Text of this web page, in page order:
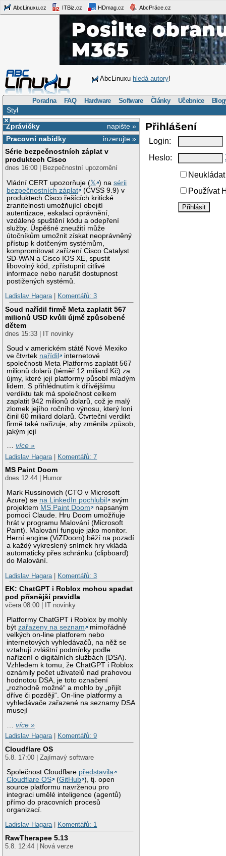
AbcLinuxu.cz ITBiz.cz HDmag.cz AbcPráce.cz
AbcLinuxu hledá autory!
Poradna FAQ Hardware Software Články Učebnice
Styl
×
napište »
Zprávičky
inzerujte »
Pracovní nabídky
Série bezpečnostních záplat v
produktech Cisco
dnes 16:00 | Bezpečnostní upozornění
Vládní CERT upozorňuje (𝕏 ) nasérii
bezpečnostních záplat
(CVSS 9.9) v
produktech Cisco řešících kritické
zranitelnosti umožňující obejití
autentizace, eskalaci oprávnění,
vzdálené spuštění kódu a odepření
služby. Úspěšné zneužití může
útočníkům umožnit získat neoprávněný
přístup k dotčeným systémům,
kompromitovat zařízení Cisco Catalyst
SD-WAN a Cisco IOS XE, spustit
libovolný kód, zpřístupnit citlivé
informace nebo narušit dostupnost
postižených systémů.
Ladislav Hagara| Komentářů: 3
Soud nařídil firmě Meta zaplatit 567
milionů USD kvůli újmě způsobené
dětem
dnes 15:33 | IT novinky
Soud v americkém státě Nové Mexiko
ve čtvrtek nařídil
internetové
společnosti Meta Platforms zaplatit 567
milionů dolarů (téměř 12 miliard Kč) za
újmy, které její platformy působí mladým
lidem. S přihlédnutím k dřívějšímu
verdiktu tak má společnost celkem
zaplatit 942 milionů dolarů, což je malý
zlomek jejího ročního výnosu, který loni
činil 60 miliard dolarů. Čtvrteční verdikt
firmě také nařizuje, aby změnila způsob,
jakým její
…více »
Ladislav Hagara
Komentářů: 7
MS Paint Doom
dnes 12:44 | Humor
Mark Russinovich (CTO v Microsoft
Azure) se na LinkedIn pochlubil
svým
projektem MS Paint Doom
napsaným
pomocí Claude. Hru Doom umožňuje
hrát v programu Malování (Microsoft
Paint). Malování funguje jako monitor.
Herní engine (ViZDoom) běží na pozadí
a každý vykreslený snímek hry vkládá
automaticky přes schránku (clipboard)
do Malování.
Ladislav Hagara
Komentářů: 3
EK: ChatGPT i Roblox mohou spadat
pod přísnější pravidla
včera 08:00 | IT novinky
Platformy ChatGPT i Roblox by mohly
býtzařazeny na seznam
mimořádně
velkých on-line platforem nebo
internetových vyhledávačů, na něž se
vztahují zvláštní podmínky podle
nařízení o digitálních službách (DSA).
Vzhledem k tomu, že ChatGPT i Roblox
oznámily počet uživatelů nad prahovou
hodnotou DSA, je toto označení
„rozhodně možné“ a mohlo by „přijít
dříve či později“. On-line platformy a
vyhledávače zařazené na seznamy DSA
musejí
…více »
Ladislav Hagara| Komentářů: 9
Cloudflare OS
5.8. 17:00 | Zajímavý software
Společnost Cloudflare představila
Cloudflare OS
(GitHub ), tj. open
source platformu navrženou pro
integraci umělé inteligence (agentů)
přímo do pracovních procesů
organizací.
Ladislav Hagara| Komentářů: 1
RawTherapee 5.13
5.8. 12:44 | Nová verze
Přihlášení
Login:
Heslo:
Používat